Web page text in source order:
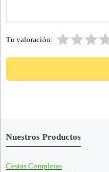
Tu valoración:
Nuestros Productos
Cestas Completas